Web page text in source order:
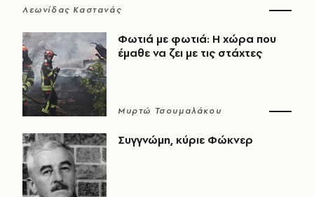
Λεωνίδας Καστανάς
Φωτιά με φωτιά: Η χώρα που
έμαθε να ζει με τις στάχτες
Μυρτώ Τσουμαλάκου
Συγγνώμη, κύριε Φώκνερ